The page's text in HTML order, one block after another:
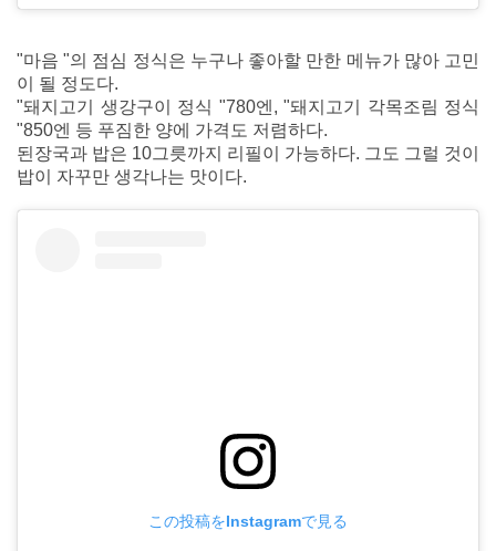
"마음 "의 점심 정식은 누구나 좋아할 만한 메뉴가 많아 고민
이 될 정도다.
"돼지고기 생강구이 정식 "780엔, "돼지고기 각목조림 정식
"850엔 등 푸짐한 양에 가격도 저렴하다.
된장국과 밥은 10그릇까지 리필이 가능하다. 그도 그럴 것이
밥이 자꾸만 생각나는 맛이다.
この投稿をInstagramで見る